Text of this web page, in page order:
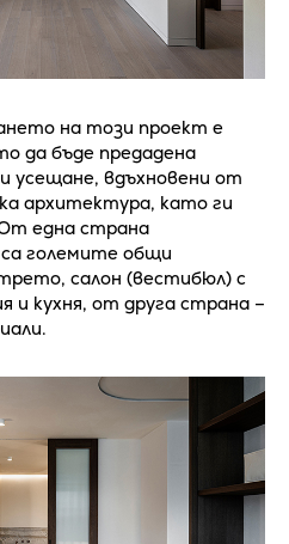
на този проект е
да бъде предадена
усещане, вдъхновени от
архитектура, като ги
една страна
големите общи
салон (вестибюл) с
и кухня, от друга страна –